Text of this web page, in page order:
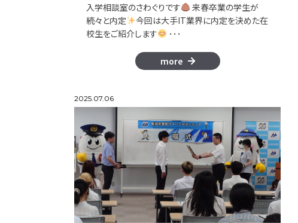
入学相談室のさわぐりです
来春卒業の学生が
続々と内定
今回は大手IT業界に内定を決めた在
校生をご紹介します
･･･
more
2025.07.06